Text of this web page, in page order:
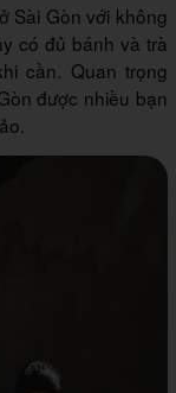
Sài Gòn với không
có đủ bánh và trà
cần. Quan trọng
được nhiều bạn